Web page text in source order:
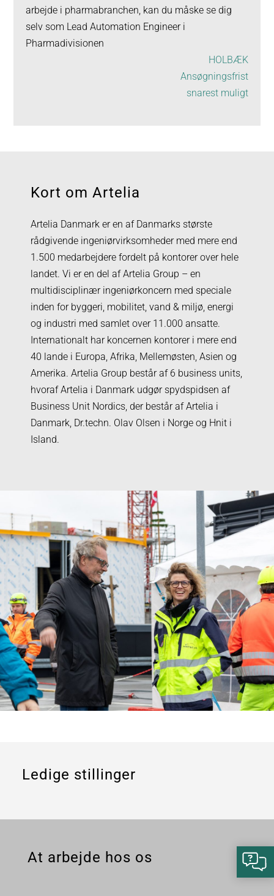
arbejde i pharmabranchen, kan du måske se dig
selv som Lead Automation Engineer i
Pharmadivisionen
HOLBÆK
Ansøgningsfrist
snarest muligt
Kort om Artelia
Artelia Danmark er en af Danmarks største
rådgivende ingeniørvirksomheder med mere end
1.500 medarbejdere fordelt på kontorer over hele
landet. Vi er en del af Artelia Group – en
multidisciplinær ingeniørkoncern med speciale
inden for byggeri, mobilitet, vand & miljø, energi
og industri med samlet over 11.000 ansatte.
Internationalt har koncernen kontorer i mere end
40 lande i Europa, Afrika, Mellemøsten, Asien og
Amerika. Artelia Group består af 6 business units,
hvoraf Artelia i Danmark udgør spydspidsen af
Business Unit Nordics, der består af Artelia i
Danmark, Dr.techn. Olav Olsen i Norge og Hnit i
Island.
Ledige stillinger
At arbejde hos os